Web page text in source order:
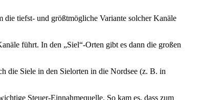
die tiefst- und größtmögliche Variante solcher Kanäle
führt. In den „Siel“-Orten gibt es dann die großen
die Siele in den Sielorten in die Nordsee (z. B. in
Steuer-Einnahmequelle. So kam es, dass zum